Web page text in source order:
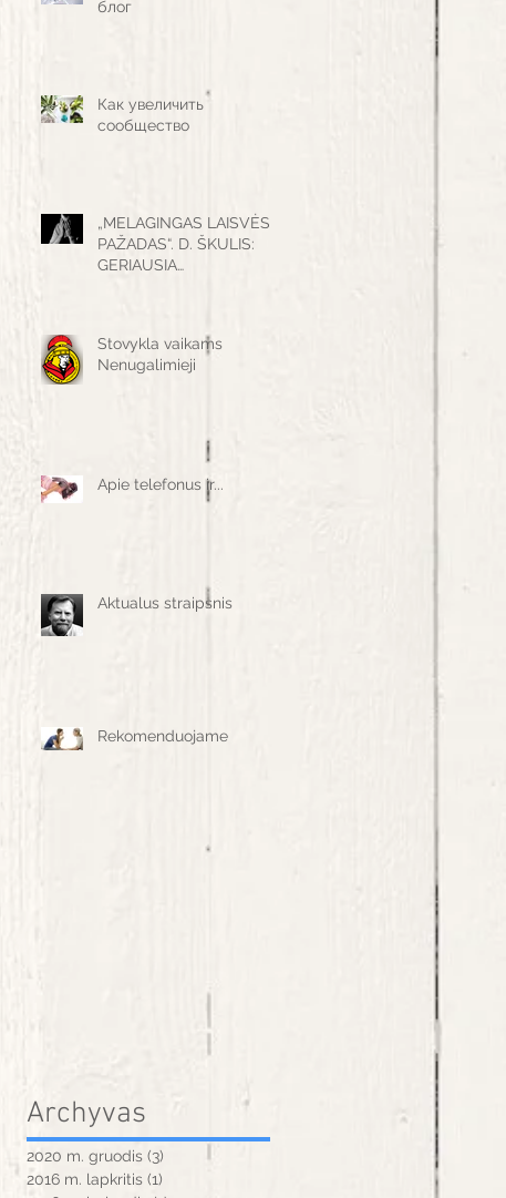
блог
Как увеличить
сообщество
„MELAGINGAS LAISVĖS
PAŽADAS“. D. ŠKULIS:
GERIAUSIA
Stovykla vaikams
Nenugalimieji
Apie telefonus ir...
Aktualus straipsnis
Rekomenduojame
Archyvas
2020 m. gruodis (3)
2016 m. lapkritis (1)